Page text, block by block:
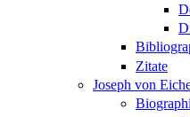
Zitate
Joseph von